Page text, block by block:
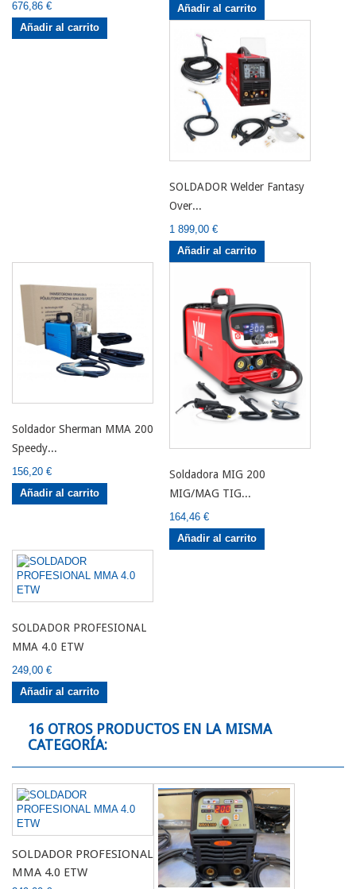
676,86 €
Añadir al carrito
Añadir al carrito
SOLDADOR Welder Fantasy
Over...
1 899,00 €
Añadir al carrito
Soldador Sherman MMA 200
Speedy...
156,20 €
Añadir al carrito
Soldadora MIG 200
MIG/MAG TIG...
164,46 €
Añadir al carrito
SOLDADOR PROFESIONAL
MMA 4.0 ETW
249,00 €
Añadir al carrito
16 OTROS PRODUCTOS EN LA MISMA
CATEGORÍA:
SOLDADOR PROFESIONAL
MMA 4.0 ETW